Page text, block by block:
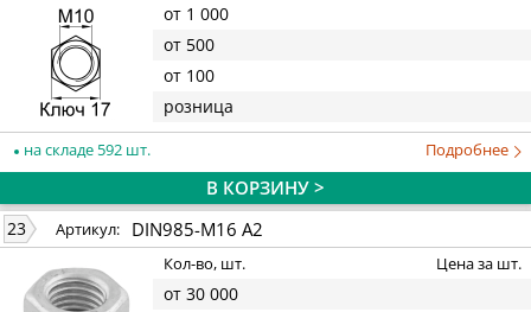
от 1 000
от 500
от 100
розница
на складе 592 шт. Подробнее
В КОРЗИНУ >
23 Артикул: DIN985-M16 A2
Кол-во, шт. Цена за шт.
от 30 000